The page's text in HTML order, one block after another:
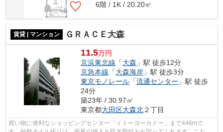
6階 / 1K / 20.20㎡
賃貸 | マンション ＧＲＡＣＥ大森
11.5万円
京浜東北線 「大森 」駅 徒歩12分
京急本線 「大森海岸 」駅 徒歩3分
東京モノレール 「流通センター 」駅 徒歩
24分
築23年 / 30.97㎡
東京都大田区大森北２丁目
買い物に便利なショッピングセンター「イトーヨーカドー」まで446mで